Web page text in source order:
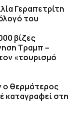
Γεραπετρίτη
του
βίζες
Τραμπ –
«τουρισμό
ο θερμότερος
καταγραφεί στη